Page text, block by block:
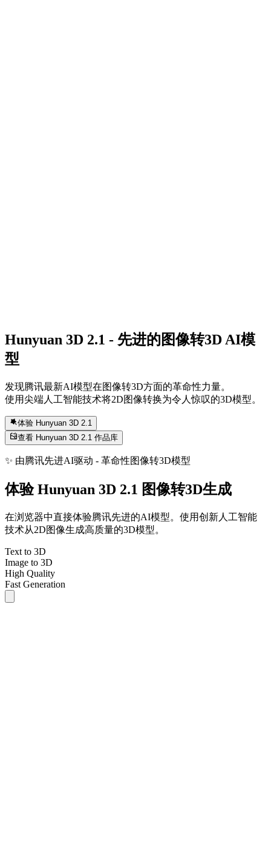
Hunyuan 3D 2.1 - 先进的图像转3D AI模
型
发现腾讯最新AI模型在图像转3D方面的革命性力量。
使用尖端人工智能技术将2D图像转换为令人惊叹的3D模型。
体验 Hunyuan 3D 2.1
查看 Hunyuan 3D 2.1 作品库
✨ 由腾讯先进AI驱动 - 革命性图像转3D模型
体验 Hunyuan 3D 2.1 图像转3D生成
在浏览器中直接体验腾讯先进的AI模型。使用创新人工智能
技术从2D图像生成高质量的3D模型。
Text to 3D
Image to 3D
High Quality
Fast Generation